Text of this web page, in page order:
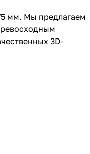
мм. Мы предлагаем
3D-